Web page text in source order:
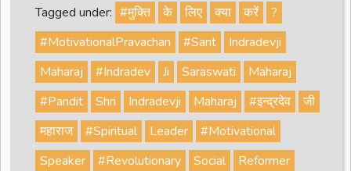
Tagged under: #मुक्ति के लिए क्या करें
?
#MotivationalPravachan
#Sant
Indradevji
Maharaj
#Indradev Ji Saraswati
Maharaj
#Pandit
Shri Indradevji Maharaj #इन्द्रदेव
जी
महाराज
#Spiritual Leader
#Motivational
Speaker
#Revolutionary Social
Reformer